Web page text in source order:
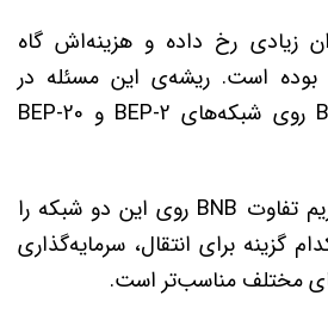
زیادی رخ داده و هزینه‌اش گاه
بوده است. ریشه‌ی این مسئله در
ناآگاهی از تفاوت BNB روی شبکه‌های BEP-2 و BEP-20
در این مقاله، قصد داریم تفاوت BNB روی این دو شبکه را
گزینه برای انتقال، سرمایه‌گذاری
مختلف مناسب‌تر است.